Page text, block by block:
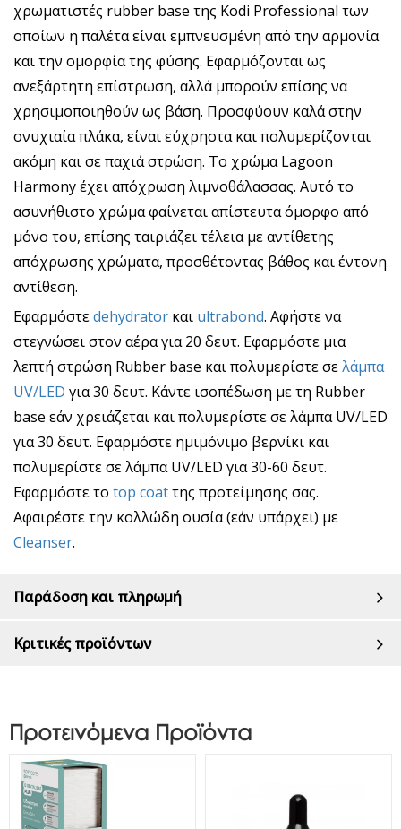
χρωματιστές rubber base της Kodi Professional των
οποίων η παλέτα είναι εμπνευσμένη από την αρμονία
και την ομορφία της φύσης. Εφαρμόζονται ως
ανεξάρτητη επίστρωση, αλλά μπορούν επίσης να
χρησιμοποιηθούν ως βάση. Προσφύουν καλά στην
ονυχιαία πλάκα, είναι εύχρηστα και πολυμερίζονται
ακόμη και σε παχιά στρώση. Το χρώμα Lagoon
Harmony έχει απόχρωση λιμνοθάλασσας. Αυτό το
ασυνήθιστο χρώμα φαίνεται απίστευτα όμορφο από
μόνο του, επίσης ταιριάζει τέλεια με αντίθετης
απόχρωσης χρώματα, προσθέτοντας βάθος και έντονη
αντίθεση.
Εφαρμόστεdehydrator και ultrabond. Αφήστε να
στεγνώσει στον αέρα για 20 δευτ. Εφαρμόστε μια
λεπτή στρώση Rubber base και πολυμερίστε σελάμπα
UV/LED για 30 δευτ. Κάντε ισοπέδωση με τη Rubber
base εάν χρειάζεται και πολυμερίστε σε λάμπα UV/LED
για 30 δευτ. Εφαρμόστε ημιμόνιμο βερνίκι και
πολυμερίστε σε λάμπα UV/LED για 30-60 δευτ.
Εφαρμόστε το top coatτης προτείμησης σας.
Αφαιρέστε την κολλώδη ουσία (εάν υπάρχει) με
Cleanser.
Παράδοση και πληρωμή
Κριτικές προϊόντων
Προτεινόμενα Προϊόντα